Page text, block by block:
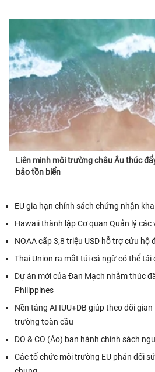
Liên minh môi trường châu Âu thúc
bảo tồn biển
EU gia hạn chính sách chứng nhận
Hawaii thành lập Cơ quan Quản lý các
NOAA cấp 3,8 triệu USD hỗ trợ cứu hộ
Thai Union ra mắt túi cá ngừ có thể tái
Dự án mới của Đan Mạch nhằm thúc
Philippines
Nền tảng AI IUU+DB giúp theo dõi
trường toàn cầu
DO & CO (Áo) ban hành chính sách
Các tổ chức môi trường EU phản đối